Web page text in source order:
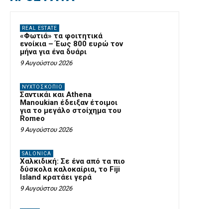
REAL ESTATE
«Φωτιά» τα φοιτητικά
ενοίκια – Έως 800 ευρώ τον
μήνα για ένα δυάρι
9 Αυγούστου 2026
ΝΥΧΤΟΣΚΟΠΙΟ
Σαντικάι και Athena
Manoukian έδειξαν έτοιμοι
για το μεγάλο στοίχημα του
Romeo
9 Αυγούστου 2026
SALONICA
Χαλκιδική: Σε ένα από τα πιο
δύσκολα καλοκαίρια, το Fiji
Island κρατάει γερά
9 Αυγούστου 2026